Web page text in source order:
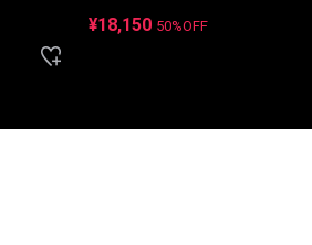
¥18,150 50%OFF